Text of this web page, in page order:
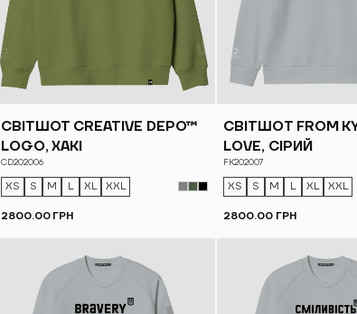
СВІТШОТ CREATIVE DEPO™
LOGO, ХАКІ
CD202006
XS S M L XL XXL
2800.00 ГРН
СВІТШОТ FROM
LOVE, СІРИЙ
FK202007
XS S M L XL XXL
2800.00 ГРН